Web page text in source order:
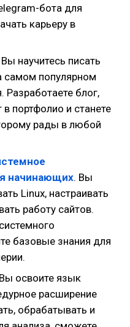
бота для
карьеру в
Вы научитесь писать
самом популярном
блог,
портфолио и станете
рады в любой
начинающих. Вы
Linux, настраивать
работу сайтов.
базовые знания для
освоите язык
расширение
обрабатывать и